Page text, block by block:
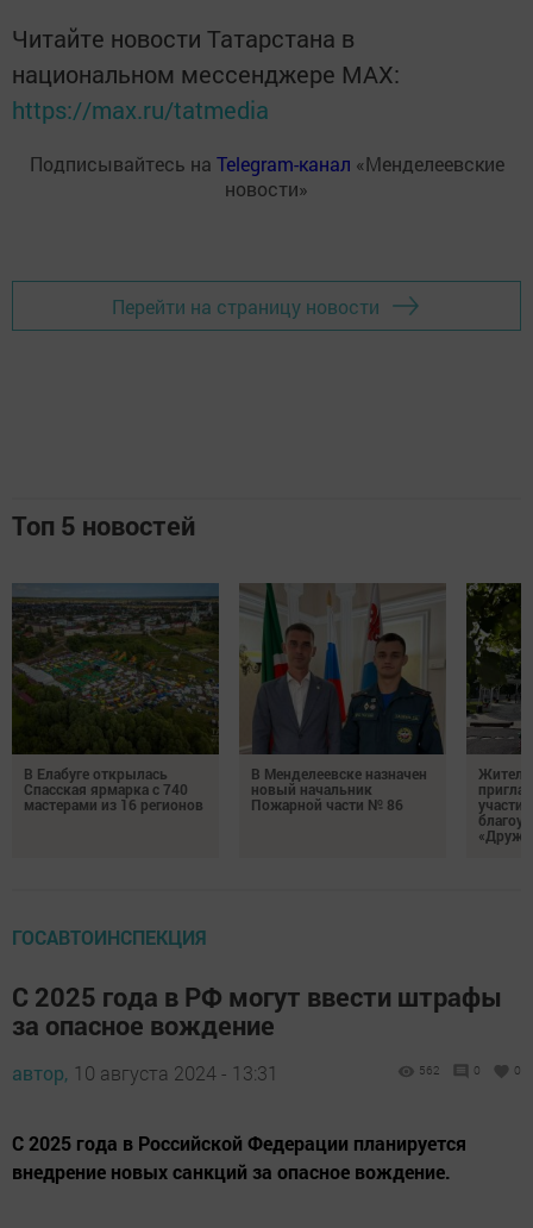
Читайте новости Татарстана в
национальном мессенджере MАХ:
https://max.ru/tatmedia
Подписывайтесь на Telegram-канал «Менделеевские
новости»
Перейти на страницу новости
Топ 5 новостей
В Елабуге открылась
Спасская ярмарка с 740
мастерами из 16 регионов
В Менделеевске назначен
новый начальник
Пожарной части № 86
ГОСАВТОИНСПЕКЦИЯ
С 2025 года в РФ могут ввести штрафы
за опасное вождение
автор, 10 августа 2024 - 13:31 562 0 0
С 2025 года в Российской Федерации планируется
внедрение новых санкций за опасное вождение.